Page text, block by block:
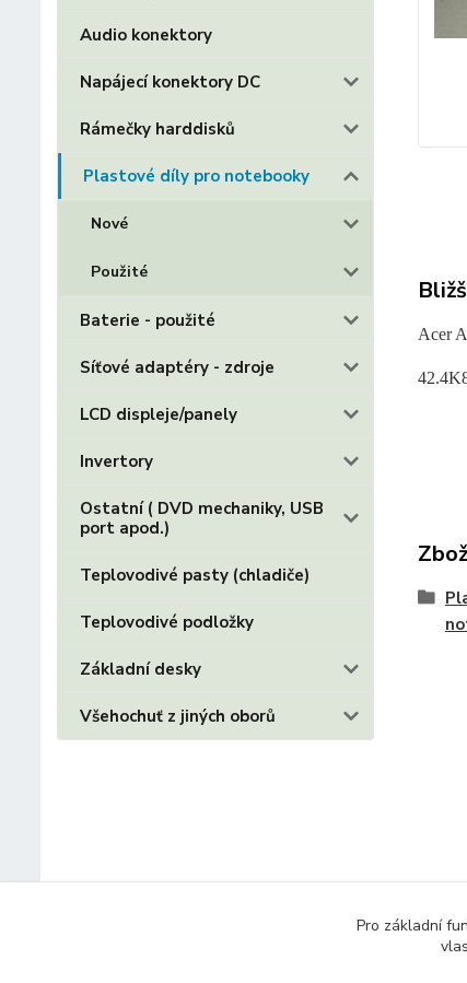
Audio konektory
Napájecí konektory DC
Rámečky harddisků
Plastové díly pro notebooky
Nové
Použité
Baterie - použité
Síťové adaptéry - zdroje
LCD displeje/panely
Invertory
Ostatní ( DVD mechaniky, USB
port apod.)
Teplovodivé pasty (chladiče)
Teplovodivé podložky
Základní desky
Všehochuť z jiných oborů
Acer
Pro základní